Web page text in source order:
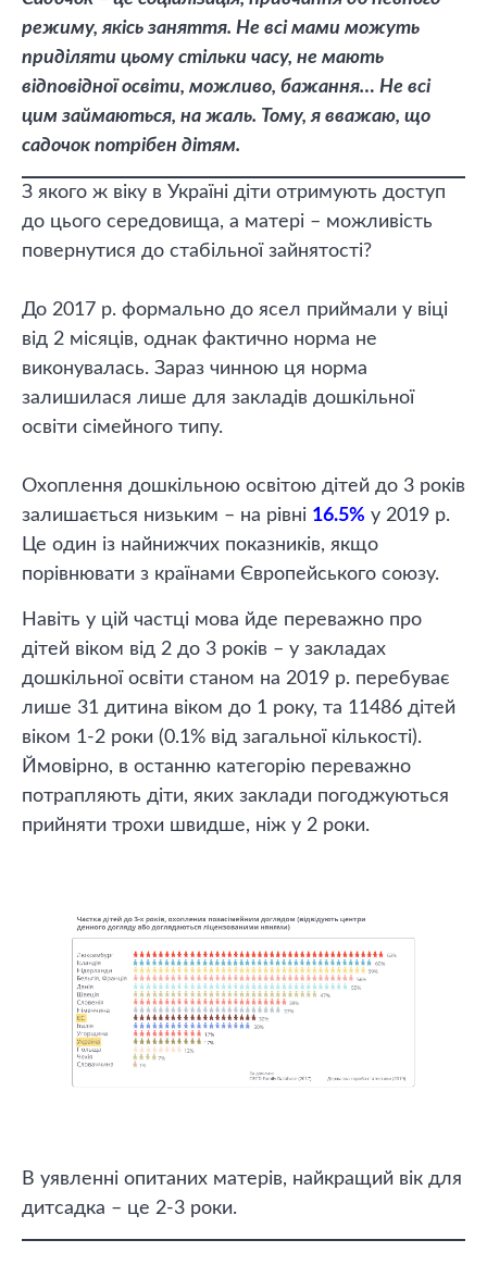
режиму, якісь заняття. Не всі мами можуть
приділяти цьому стільки часу, не мають
відповідної освіти, можливо, бажання… Не всі
цим займаються, на жаль. Тому, я вважаю, що
садочок потрібен дітям.
З якого ж віку в Україні діти отримують доступ
до цього середовища, а матері – можливість
повернутися до стабільної зайнятості?
До 2017 р. формально до ясел приймали у віці
від 2 місяців, однак фактично норма не
виконувалась. Зараз чинною ця норма
залишилася лише для закладів дошкільної
освіти сімейного типу.
Охоплення дошкільною освітою дітей до 3 років
залишається низьким – на рівні 16.5% у 2019 р.
Це один із найнижчих показників, якщо
порівнювати з країнами Європейського союзу.
Навіть у цій частці мова йде переважно про
дітей віком від 2 до 3 років – у закладах
дошкільної освіти станом на 2019 р. перебуває
лише 31 дитина віком до 1 року, та 11486 дітей
віком 1-2 роки (0.1% від загальної кількості).
Ймовірно, в останню категорію переважно
потрапляють діти, яких заклади погоджуються
прийняти трохи швидше, ніж у 2 роки.
В уявленні опитаних матерів, найкращий вік для
дитсадка – це 2-3 роки.